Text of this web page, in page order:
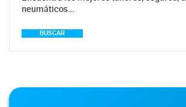
neumáticos…
BUSCAR